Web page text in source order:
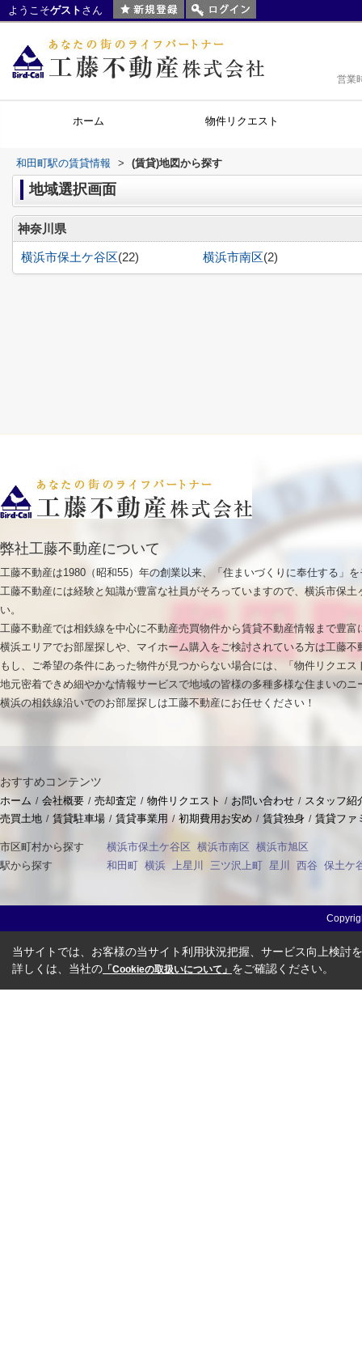
ようこそゲスト さん
営業
ホーム 物件リクエスト
和田町駅の賃貸情報 > (賃貸)地図から探す
地域選択画面
神奈川県
横浜市保土ケ谷区(22) 横浜市南区(2)
弊社工藤不動産について
工藤不動産は1980（昭和55）年の創業以来、「住まいづくりに奉仕する」
工藤不動産には経験と知識が豊富な社員がそろっていますので、横浜市保
い。
工藤不動産では相鉄線を中心に不動産売買物件から賃貸不動産情報まで豊
横浜エリアでお部屋探しや、マイホーム購入をご検討されている方は工藤
もし、ご希望の条件にあった物件が見つからない場合には、「物件リクエ
地元密着できめ細やかな情報サービスで地域の皆様の多種多様な住まいの
横浜の相鉄線沿いでのお部屋探しは工藤不動産にお任せください！
おすすめコンテンツ
ホーム 会社概要 売却査定 物件リクエスト お問い合わせ
スタッフ紹
売買土地
賃貸駐車場 賃貸事業用 初期費用お安め 賃貸独身 賃貸ファ
市区町村から探す 横浜市保土ケ谷区 横浜市南区 横浜市旭区
駅から探す
和田町 横浜 上星川 三ツ沢上町 星川 西谷 保土ケ
当サイトでは、お客様の当サイト利用状況把握、サービス向上検討
詳しくは、当社の 「Cookieの取扱いについて」 をご確認ください。